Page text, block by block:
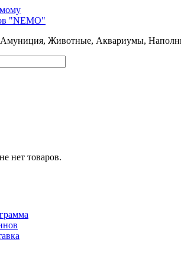
Животные, Аквариумы,
нет товаров.